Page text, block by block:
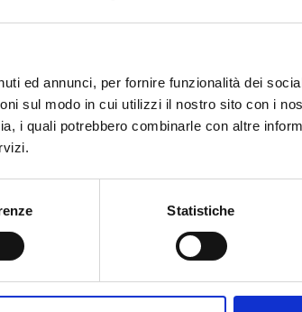
ed annunci, per fornire funzionalità dei
sul modo in cui utilizzi il nostro sito con i
i quali potrebbero combinarle con altre
Statistiche